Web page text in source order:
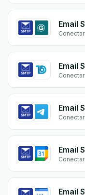
Email
Email
Email
Email
Email